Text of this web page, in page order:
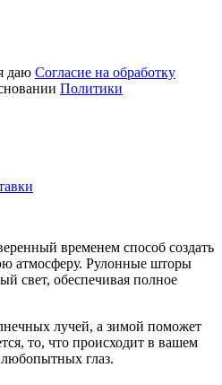
даю Согласие на обработку
Политики
временем способ создать
атмосферу. Рулонные шторы
свет, обеспечивая полное
лучей, а зимой поможет
то, что происходит в вашем
любопытных глаз.